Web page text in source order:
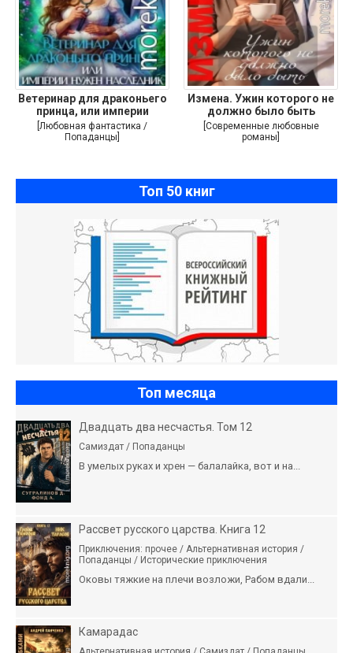
Ветеринар для драконьего
принца, или империи
[Любовная фантастика /
Попаданцы]
Измена. Ужин которого не
должно было быть
[Современные любовные
романы]
Топ 50 книг
Топ месяца
Двадцать два несчастья. Том 12
Самиздат / Попаданцы
В умелых руках и хрен — балалайка, вот и на...
Рассвет русского царства. Книга 12
Приключения: прочее / Альтернативная история /
Попаданцы / Исторические приключения
Оковы тяжкие на плечи возложи, Рабом вдали...
Камарадас